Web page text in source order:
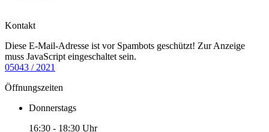
Kontakt
Diese E-Mail-Adresse ist vor Spambots geschützt! Zur Anzeige
muss JavaScript eingeschaltet sein.
05043 / 2021
Öffnungszeiten
Donnerstags
16:30 - 18:30 Uhr